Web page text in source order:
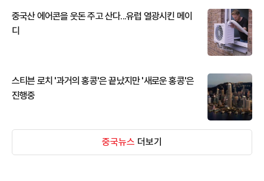
중국산 에어콘을 웃돈 주고 산다...유럽 열광시킨 메이
디
스티븐 로치 '과거의 홍콩'은 끝났지만 '새로운 홍콩'은
진행중
중국뉴스 더보기